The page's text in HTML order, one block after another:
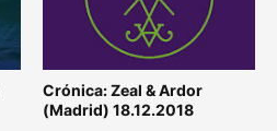
Crónica: Zeal & Ardor
(Madrid) 18.12.2018